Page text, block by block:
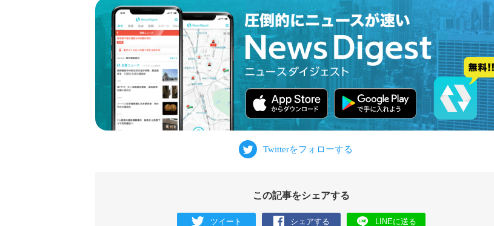
この記事をシェアする
ツイート シェアする LINEに送る